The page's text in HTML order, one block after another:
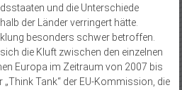
und die Unterschiede
der Länder verringert hätte.
besonders schwer betroffen.
die Kluft zwischen den einzelnen
Europa im Zeitraum von 2007 bis
Tank“ der EU-Kommission, die